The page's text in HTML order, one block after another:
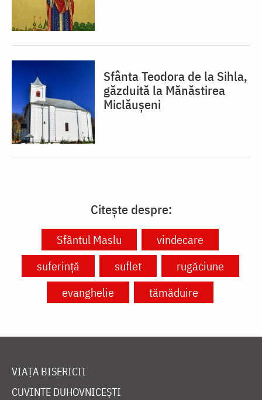
Sfânta Teodora de la Sihla,
găzduită la Mănăstirea
Miclăușeni
Citește despre:
Sfântul Maslu
vindecare
suferință
suflet
rugăciune
evanghelie
tămăduire
VIAȚA BISERICII
CUVINTE DUHOVNICEȘTI